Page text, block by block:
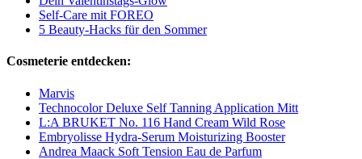
Self-Care mit FOREO
5 Beauty-Hacks für den Sommer
Cosmeterie entdecken:
Marvis
Technocolor Deluxe Self Tanning Application Mitt
L:A BRUKET No. 116 Hand Cream Wild Rose
Embryolisse Hydra-Serum Moisturizing Booster
Andrea Maack Soft Tension Eau de Parfum